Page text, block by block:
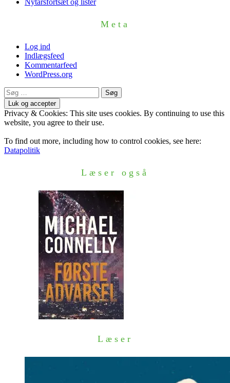
Nytårsfortsæt og lister
Meta
Log ind
Indlægsfeed
Kommentarfeed
WordPress.org
Søg
efter:
Privacy & Cookies: This site uses cookies. By continuing to use this
website, you agree to their use.
To find out more, including how to control cookies, see here:
Datapolitik
Læser også
Læser